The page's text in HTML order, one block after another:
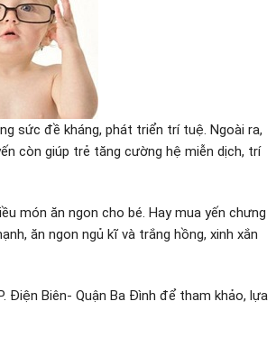
sức đề kháng, phát triển trí tuệ. Ngoài ra,
còn giúp trẻ tăng cường hệ miễn dịch, trí
món ăn ngon cho bé. Hay mua yến chưng
ăn ngon ngủ kĩ và trắng hồng, xinh xắn
Điện Biên- Quận Ba Đình để tham khảo, lựa